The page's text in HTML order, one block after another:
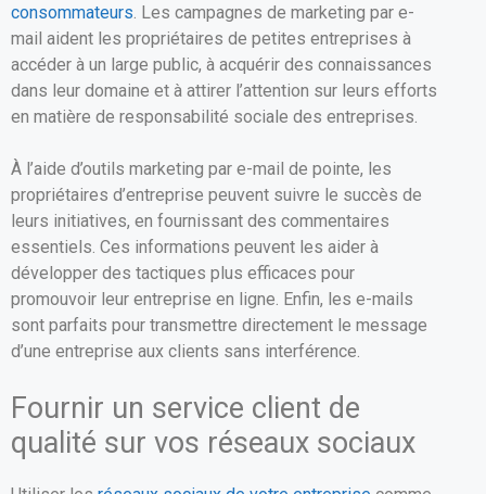
consommateurs. Les campagnes de marketing par e-
mail aident les propriétaires de petites entreprises à
accéder à un large public, à acquérir des connaissances
dans leur domaine et à attirer l’attention sur leurs efforts
en matière de responsabilité sociale des entreprises.
À l’aide d’outils marketing par e-mail de pointe, les
propriétaires d’entreprise peuvent suivre le succès de
leurs initiatives, en fournissant des commentaires
essentiels. Ces informations peuvent les aider à
développer des tactiques plus efficaces pour
promouvoir leur entreprise en ligne. Enfin, les e-mails
sont parfaits pour transmettre directement le message
d’une entreprise aux clients sans interférence.
Fournir un service client de
qualité sur vos réseaux sociaux